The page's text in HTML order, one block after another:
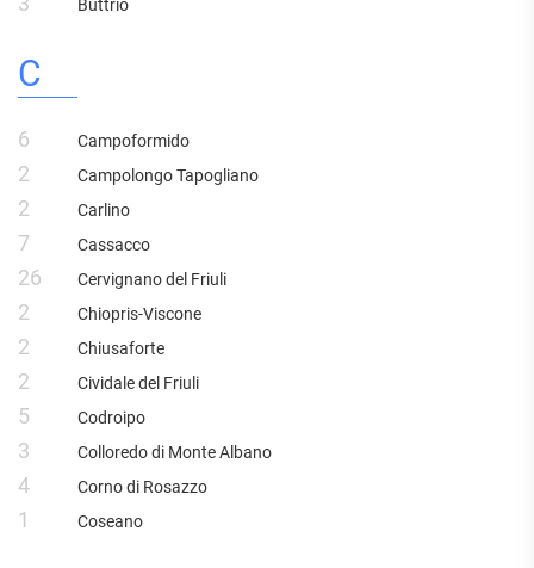
Buttrio
C
6 Campoformido
2 Campolongo Tapogliano
2 Carlino
7 Cassacco
26 Cervignano del Friuli
2 Chiopris-Viscone
2 Chiusaforte
2 Cividale del Friuli
5 Codroipo
3 Colloredo di Monte Albano
4 Corno di Rosazzo
1 Coseano